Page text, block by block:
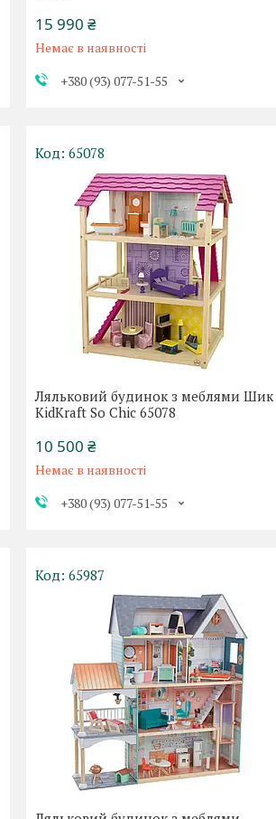
15 990 ₴
Немає в наявності
+380 (93) 077-51-55
65078
Ляльковий будинок з меблями Шик
KidKraft So Chic 65078
10 500 ₴
Немає в наявності
+380 (93) 077-51-55
65987